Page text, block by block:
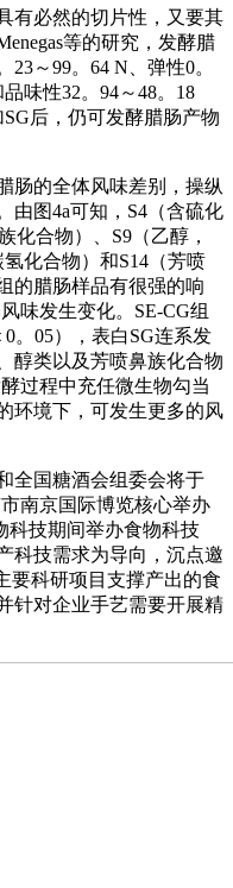
必然的切片性，又要其
等的研究，发酵腊
～99。64 N、弹性0。
味性32。94～48。18
后，仍可发酵腊肠产物
的全体风味差别，操纵
由图4a可知，S4（含硫化
化合物）、S9（乙醇，
化合物）和S14（芳喷
的腊肠样品有很强的响
味发生变化。SE-CG组
。05），表白SG连系发
醇类以及芳喷鼻族化合物
过程中充任微生物勾当
环境下，可发生更多的风
国糖酒会组委会将于
南京国际博览核心举办
科技期间举办食物科技
科技需求为导向，沉点邀
要科研项目支撑产出的食
针对企业手艺需要开展精